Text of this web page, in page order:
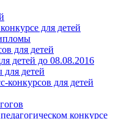
для детей
для детей
детей до 08.08.2016
для детей
конкурсов для детей
конкурсе